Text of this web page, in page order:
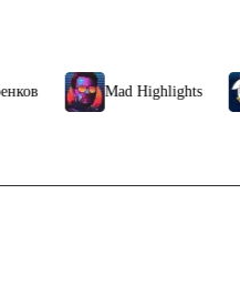
Mad Highlights Di